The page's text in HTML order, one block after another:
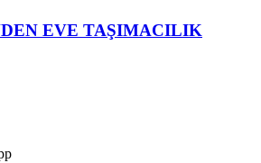
EVE TAŞIMACILIK